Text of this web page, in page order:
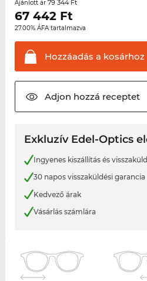
Ajánlott ár 79 344 Ft
67 442Ft
27.00% ÁFA tartalmazva
Hozzáadás a kosárhoz
Adjon hozzá receptet
Exkluzív Edel-Optics
Ingyenes kiszállítás és
30 napos visszaküldési garancia
Kedvező árak
Vásárlás számlára